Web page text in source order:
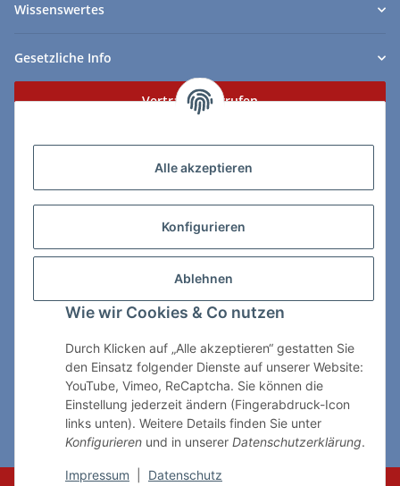
Alle akzeptieren
Konfigurieren
Ablehnen
Wie wir Cookies & Co nutzen
Durch Klicken auf „Alle akzeptieren“ gestatten Sie
den Einsatz folgender Dienste auf unserer Website:
YouTube, Vimeo, ReCaptcha. Sie können die
Einstellung jederzeit ändern (Fingerabdruck-Icon
links unten). Weitere Details finden Sie unter
Konfigurieren und in unserer Datenschutzerklärung.
Impressum Datenschutz
Wissenswertes
Gesetzliche Info
Vertrag widerrufen
ChessWare Schachversand
89264 Weissenhorn
Telefon: 0 7309 / 7999
shop@chessware.de
* Alle Preise inkl. gesetzlicher USt., zzgl.Versand